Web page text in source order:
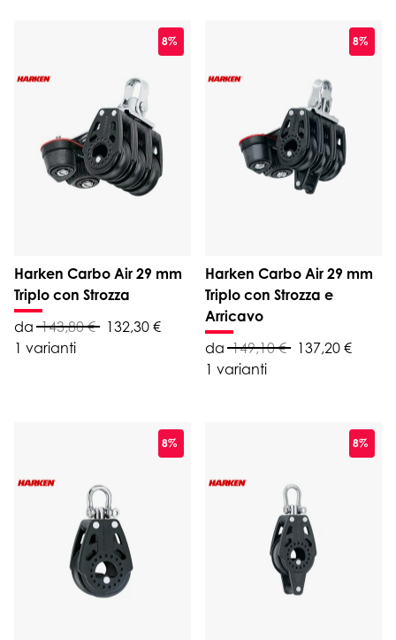
8%
Harken Carbo Air 29 mm
Triplo con Strozza
da 143,80 €
132,30 €
1 varianti
8%
Harken Carbo Air 29 mm
Triplo con Strozza e
Arricavo
da 149,10 €
137,20 €
1 varianti
8% 8%